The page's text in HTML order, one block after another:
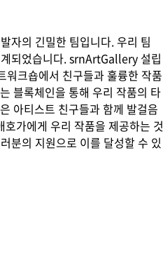
자의 긴밀한 팀입니다. 우리 팀
되었습니다. srnArtGallery 설립
크숍에서 친구들과 훌륭한 작품
블록체인을 통해 우리 작품의 타
아티스트 친구들과 함께 발걸음
가에게 우리 작품을 제공하는 것
분의 지원으로 이를 달성할 수 있